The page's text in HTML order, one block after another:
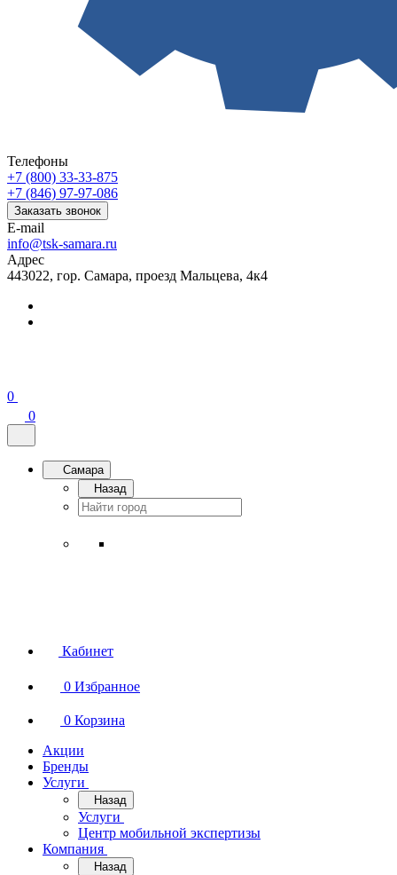
Телефоны
+7 (800) 33-33-875
+7 (846) 97-97-086
Заказать звонок
E-mail
info@tsk-samara.ru
Адрес
443022, гор. Самара, проезд Мальцева, 4к4
0
0
Самара
Назад
Кабинет
0 Избранное
0 Корзина
Акции
Бренды
Услуги
Назад
Услуги
Центр мобильной экспертизы
Компания
Назад